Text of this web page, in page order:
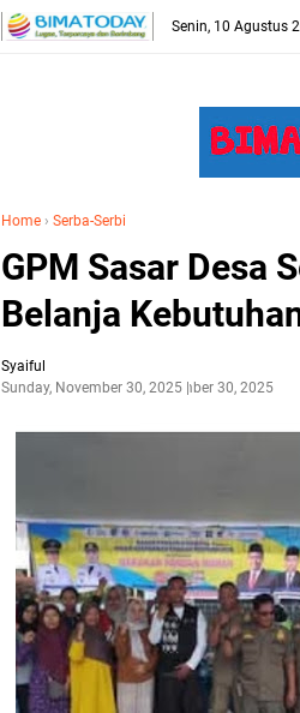
Senin, 10 Agustus
Home › Serba-Serbi
GPM Sasar Desa
Belanja
Syaiful
Sunday, November 30, 2025November 30, 2025